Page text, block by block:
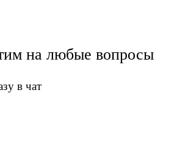
на любые вопросы
в чат